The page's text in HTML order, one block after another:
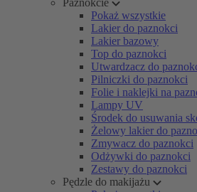
Paznokcie
Pokaż wszystkie
Lakier do paznokci
Lakier bazowy
Top do paznokci
Utwardzacz do
Pilniczki do paznokci
Folie i naklejki na
Lampy UV
Środek do usuwania
Żelowy lakier do
Zmywacz do paznokci
Odżywki do paznokci
Zestawy do paznokci
Pędzle do makijażu